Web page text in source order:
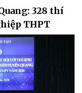
328 thí
THPT